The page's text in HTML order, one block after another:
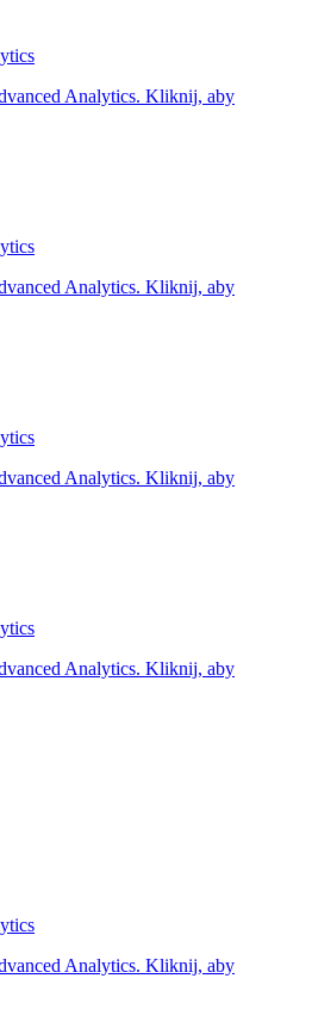
Analytics. Kliknij, aby
Analytics. Kliknij, aby
Analytics. Kliknij, aby
Analytics. Kliknij, aby
Analytics. Kliknij, aby